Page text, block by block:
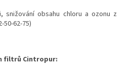
snižování obsahu chloru a ozonu z
50-62-75)
filtrů Cintropur: